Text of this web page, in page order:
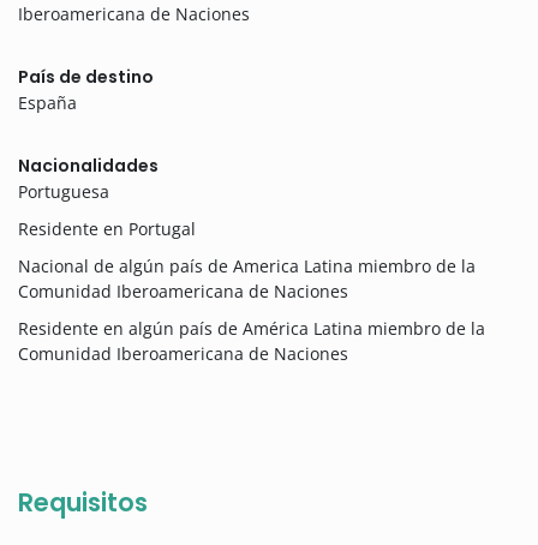
Iberoamericana de Naciones
País de destino
España
Nacionalidades
Portuguesa
Residente en Portugal
Nacional de algún país de America Latina miembro de la
Comunidad Iberoamericana de Naciones
Residente en algún país de América Latina miembro de la
Comunidad Iberoamericana de Naciones
Requisitos